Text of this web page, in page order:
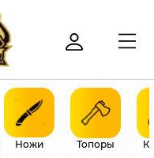
Ножи Топоры